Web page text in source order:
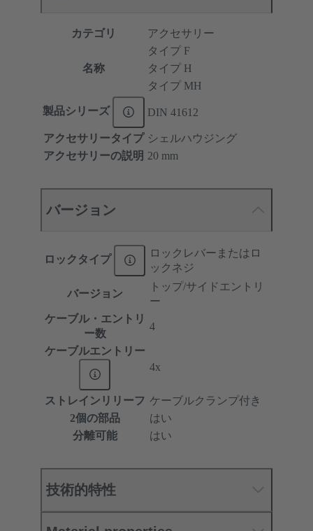
カテゴリ アクセサリー
名称
タイプ F
タイプ H
タイプ MH
製品シリーズ DIN 41612
アクセサリータイプ シェルハウジング
アクセサリーの説明 20 mm
バージョン
ロックタイプ
ロックレバーまたはロ
ックネジ
バージョン
トップ/サイドエントリ
ー
ケーブル・エントリ
ー数
4
ケーブルエントリー
4x
ストレインリリーフ ケーブルクランプ付き
2個の部品
はい
分離可能
はい
技術的特性